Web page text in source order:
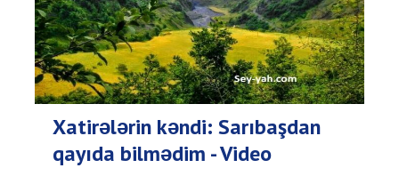
Xatirələrin kəndi: Sarıbaşdan
qayıda bilmədim - Video